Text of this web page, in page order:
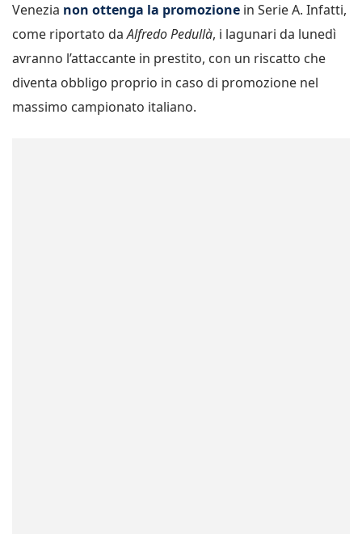
Venezia non ottenga la promozione in Serie A. Infatti,
come riportato daAlfredo Pedullà, i lagunari da lunedì
avranno l’attaccante in prestito, con un riscatto che
diventa obbligo proprio in caso di promozione nel
massimo campionato italiano.